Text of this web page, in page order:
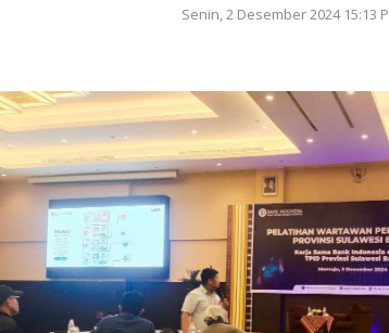
Senin, 2 Desember 2024 15:13